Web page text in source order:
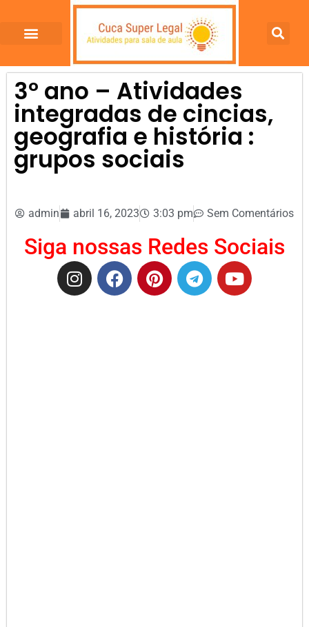
3º ano – Atividades
integradas de cincias,
geografia e história :
grupos sociais
admin abril 16, 2023 3:03 pm Sem Comentários
Siga nossas Redes Sociais